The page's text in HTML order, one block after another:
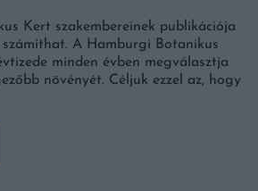
Kert szakembereinek publikációja
számíthat. A Hamburgi Botanikus
minden évben megválasztja
növényét. Céljuk ezzel az, hogy